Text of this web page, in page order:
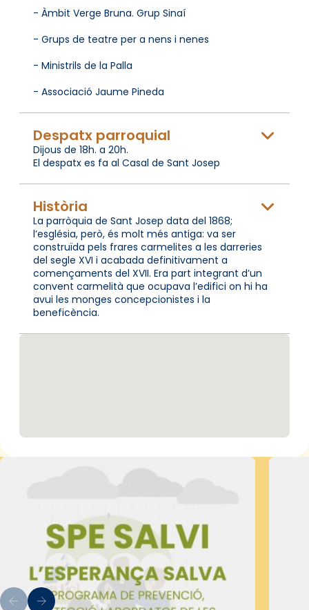
- Àmbit Verge Bruna. Grup Sinaí
- Grups de teatre per a nens i nenes
- Ministrils de la Palla
- Associació Jaume Pineda
Despatx parroquial
Dijous de 18h. a 20h.
El despatx es fa al Casal de Sant Josep
Història
La parròquia de Sant Josep data del 1868;
l’església, però, és molt més antiga: va ser
construïda pels frares carmelites a les darreries
del segle XVI i acabada definitivament a
començaments del XVII. Era part integrant d’un
convent carmelità que ocupava l’edifici on hi ha
avui les monges concepcionistes i la
beneficència.